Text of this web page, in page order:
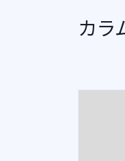
カラ